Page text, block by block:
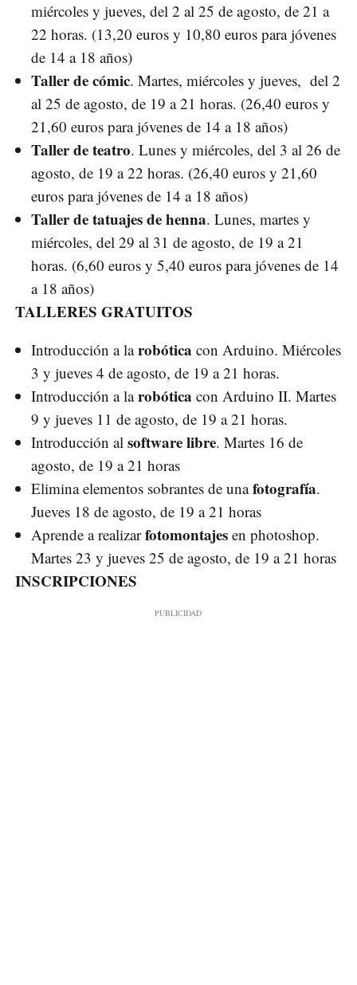
miércoles y jueves, del 2 al 25 de agosto, de 21 a
22 horas. (13,20 euros y 10,80 euros para jóvenes
de 14 a 18 años)
Taller de cómic. Martes, miércoles y jueves, del 2
al 25 de agosto, de 19 a 21 horas. (26,40 euros y
21,60 euros para jóvenes de 14 a 18 años)
Taller de teatro. Lunes y miércoles, del 3 al 26 de
agosto, de 19 a 22 horas. (26,40 euros y 21,60
euros para jóvenes de 14 a 18 años)
Taller de tatuajes de henna. Lunes, martes y
miércoles, del 29 al 31 de agosto, de 19 a 21
horas. (6,60 euros y 5,40 euros para jóvenes de 14
a 18 años)
TALLERES GRATUITOS
Introducción a larobótica con Arduino. Miércoles
3 y jueves 4 de agosto, de 19 a 21 horas.
Introducción a larobótica con Arduino II. Martes
9 y jueves 11 de agosto, de 19 a 21 horas.
Introducción al software libre. Martes 16 de
agosto, de 19 a 21 horas
Elimina elementos sobrantes de unafotografía.
Jueves 18 de agosto, de 19 a 21 horas
Aprende a realizarfotomontajes en photoshop.
Martes 23 y jueves 25 de agosto, de 19 a 21 horas
INSCRIPCIONES